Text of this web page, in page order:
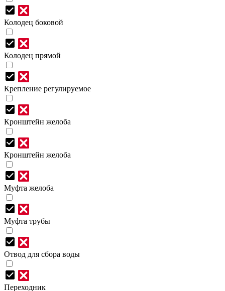
Колодец боковой
Колодец прямой
Крепление регулируемое
Кронштейн желоба
Кронштейн желоба
Муфта желоба
Муфта трубы
Отвод для сбора воды
Переходник